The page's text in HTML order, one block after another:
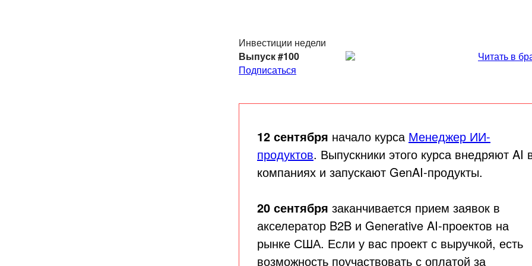
Инвестиции недели
Выпуск #100
Подписаться
Читать в
12 сентября начало курса Менеджер ИИ-
продуктов. Выпускники этого курса внедряют AI
компаниях и запускают GenAI-продукты.
20 сентября заканчивается прием заявок в
акселератор B2B и Generative AI-проектов на
рынке США. Если у вас проект с выручкой, есть
возможность поучаствовать с оплатой за